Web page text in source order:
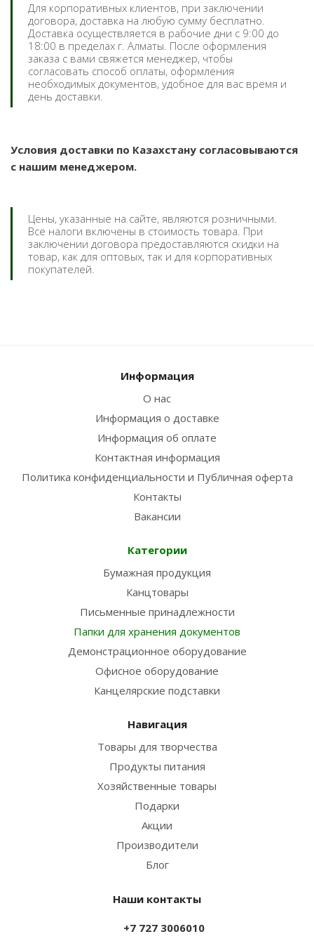
Для корпоративных клиентов, при заключении
договора, доставка на любую сумму бесплатно.
Доставка осуществляется в рабочие дни с 9:00 до
18:00 в пределах г. Алматы. После оформления
заказа с вами свяжется менеджер, чтобы
согласовать способ оплаты, оформления
необходимых документов, удобное для вас время и
день доставки.
Условия доставки по Казахстану согласовываются
с нашим менеджером.
Цены, указанные на сайте, являются розничными.
Все налоги включены в стоимость товара. При
заключении договора предоставляются скидки на
товар, как для оптовых, так и для корпоративных
покупателей.
Информация
О нас
Информация о доставке
Информация об оплате
Контактная информация
Политика конфиденциальности и Публичная оферта
Контакты
Вакансии
Категории
Бумажная продукция
Канцтовары
Письменные принадлежности
Папки для хранения документов
Демонстрационное оборудование
Офисное оборудование
Канцелярские подставки
Навигация
Товары для творчества
Продукты питания
Хозяйственные товары
Подарки
Акции
Производители
Блог
Наши контакты
+7 727 3006010